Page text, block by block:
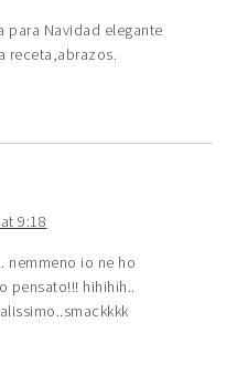
para Navidad elegante
receta,abrazos.
9:18
nemmeno io ne ho
pensato!!! hihihih..